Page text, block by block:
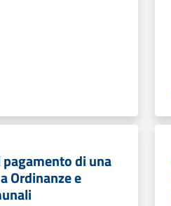
di una
Ordinanze e